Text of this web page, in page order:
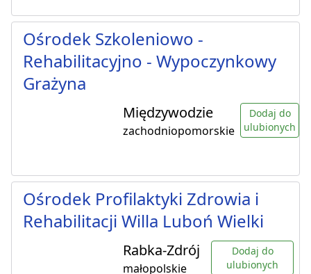
Ośrodek Szkoleniowo -
Rehabilitacyjno - Wypoczynkowy
Grażyna
Międzywodzie
zachodniopomorskie
Dodaj do
ulubionych
Ośrodek Profilaktyki Zdrowia i
Rehabilitacji Willa Luboń Wielki
Rabka-Zdrój
małopolskie
Dodaj do
ulubionych